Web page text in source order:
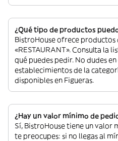
¿Qué tipo de productos
BistroHouse ofrece productos
«RESTAURANT». Consulta la
qué puedes pedir. No dudes
establecimientos de la
disponibles en Figueras.
¿Hay un valor mínimo de
Sí, BistroHouse tiene un valor
te preocupes: si no llegas al